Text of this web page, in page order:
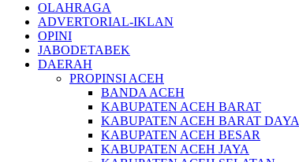
OLAHRAGA
ADVERTORIAL-IKLAN
OPINI
JABODETABEK
DAERAH
PROPINSI ACEH
BANDA ACEH
KABUPATEN ACEH BARAT
KABUPATEN ACEH BARAT DAYA
KABUPATEN ACEH BESAR
KABUPATEN ACEH JAYA